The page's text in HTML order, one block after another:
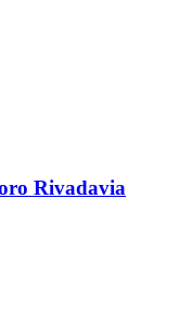
Rivadavia